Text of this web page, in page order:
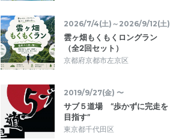
2026/7/4(土)～2026/9/12(土)
雲ヶ畑もくもくロングラン
（全2回セット）
京都府京都市左京区
2019/9/27(金) 〜
サブ５道場 “歩かずに完走を
目指す”
東京都千代田区